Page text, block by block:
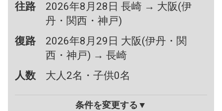
往路
2026年8月28日 長崎 → 大阪(伊
丹・関西・神戸)
復路
2026年8月29日 大阪(伊丹・関
西・神戸) → 長崎
人数
大人2名・子供0名
条件を変更する▼